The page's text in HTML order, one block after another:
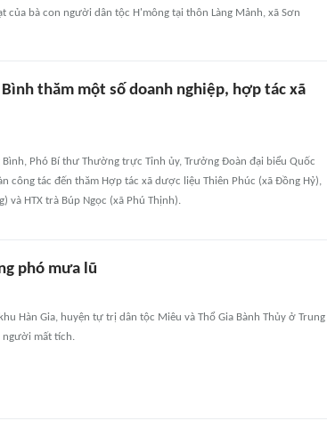
của bà con người dân tộc H'mông tại thôn Làng Mảnh, xã Sơn
thăm một số doanh nghiệp, hợp tác xã
Bình, Phó Bí thư Thường trực Tỉnh ủy, Trưởng Đoàn đại biểu Quốc
công tác đến thăm Hợp tác xã dược liệu Thiên Phúc (xã Đồng Hỷ),
và HTX trà Búp Ngọc (xã Phú Thịnh).
phó mưa lũ
Hàn Gia, huyện tự trị dân tộc Miêu và Thổ Gia Bành Thủy ở Trung
người mất tích.